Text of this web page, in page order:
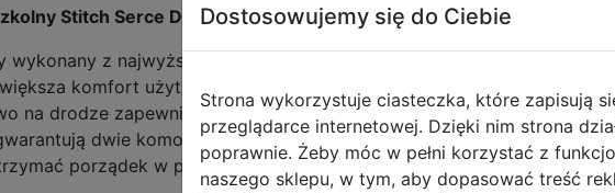
Stitch Serce DS26ZZ-116,
wykonany z najwyższej jakości materiałów. Jest lekki, posiada
komfort użytkowania. Usztywniane dno oraz plecy stanowią
na drodze zapewniają liczne elementy odblaskowe, które stanowią
dwie komory główne oraz dwie kieszenie boczne wykonane
porządek w plecaku. Boczna elastyczna kieszonka stanowi
Dostosowujemy się do Ciebie
Strona wykorzystuje ciasteczka, które zapisują
przeglądarce internetowej. Dzięki nim strona
poprawnie. Żeby móc w pełni korzystać z
naszego sklepu, w tym, aby dopasować treść